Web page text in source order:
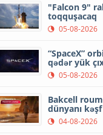
"Falcon 9"
toqquşacaq
05-08-2026
“SpaceX”
qədər yük
05-08-2026
Bakcell
dünyanı
04-08-2026